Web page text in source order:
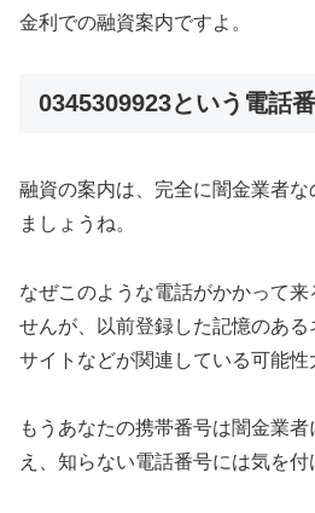
金利での融資案内ですよ。
0345309923という電話
融資の案内は、完全に闇金業者
ましょうね。
なぜこのような電話がかかって来
せんが、以前登録した記憶のあ
サイトなどが関連している可能性
もうあなたの携帯番号は闇金業
え、知らない電話番号には気を付